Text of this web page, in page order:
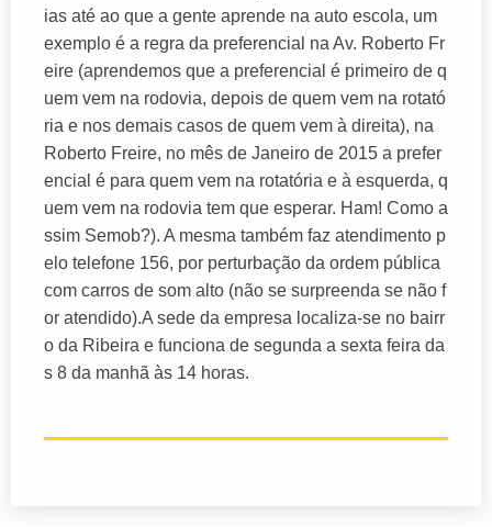
ias até ao que a gente aprende na auto escola, um
exemplo é a regra da preferencial na Av. Roberto Fr
eire (aprendemos que a preferencial é primeiro de q
uem vem na rodovia, depois de quem vem na rotató
ria e nos demais casos de quem vem à direita), na
Roberto Freire, no mês de Janeiro de 2015 a prefer
encial é para quem vem na rotatória e à esquerda, q
uem vem na rodovia tem que esperar. Ham! Como a
ssim Semob?). A mesma também faz atendimento p
elo telefone 156, por perturbação da ordem pública
com carros de som alto (não se surpreenda se não f
or atendido).A sede da empresa localiza-se no bairr
o da Ribeira e funciona de segunda a sexta feira da
s 8 da manhã às 14 horas.